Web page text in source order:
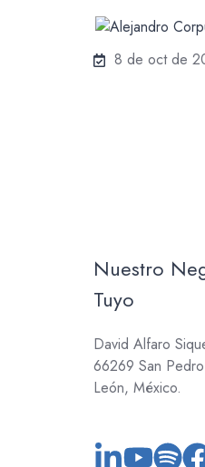
8 de oct de
Nuestro
Tuyo
David Alfaro
66269 San
León, México.